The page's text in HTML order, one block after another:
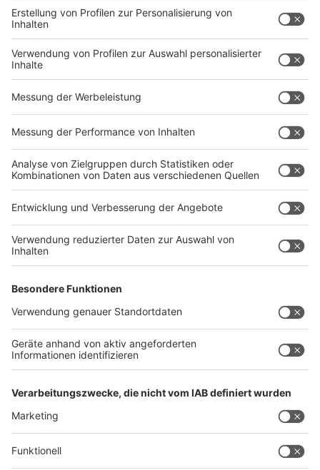
Anzeige
2026, dass Daten aus der ePA zu Forschungszwecken
an eine zentrale Stelle weitergeleitet werden. Sie
werden dafür pseudonymisiert verwendet, wie das
Ministerium erläutert - also ohne direkt
personenbeziehbare Angaben wie Name und Adresse.
Versicherte können auch dieser Datennutzung in der
widersprechen. Lauterbach sieht enorme Chancen für
die Forschung mit großen Datenbeständen und
künstlicher Intelligenz.
(dpa)